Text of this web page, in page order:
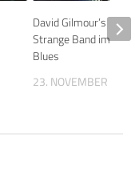
David Gilmour’s Luck
Strange Band im
Blues
23. NOVEMBER